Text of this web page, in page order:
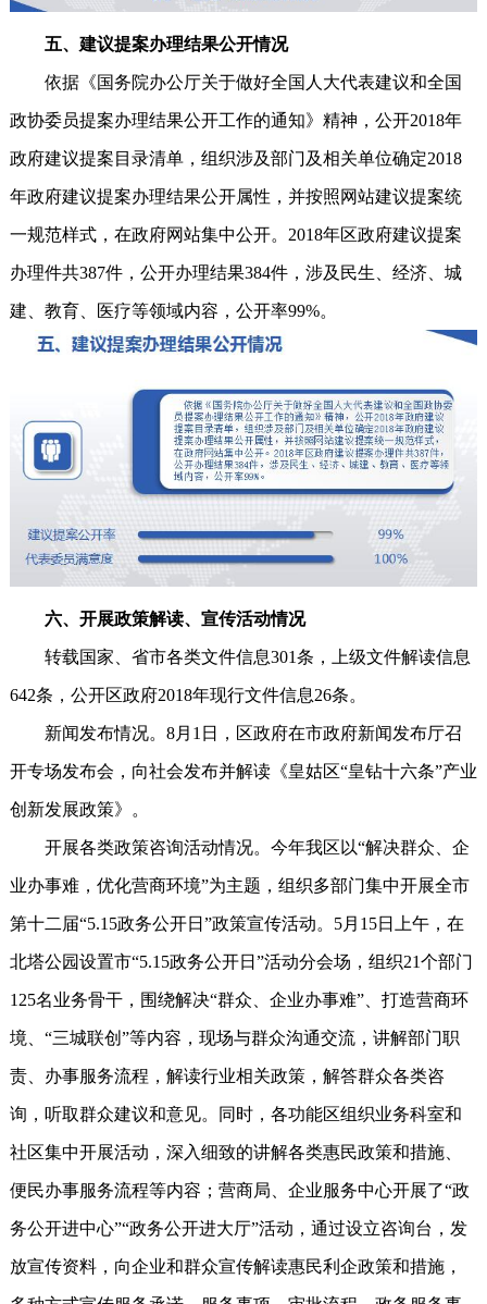
五、建议提案办理结果公开情况
依据《国务院办公厅关于做好全国人大代表建议和全国
政协委员提案办理结果公开工作的通知》精神，公开2018年
政府建议提案目录清单，组织涉及部门及相关单位确定2018
年政府建议提案办理结果公开属性，并按照网站建议提案统
一规范样式，在政府网站集中公开。2018年区政府建议提案
办理件共387件，公开办理结果384件，涉及民生、经济、城
建、教育、医疗等领域内容，公开率99%。
六、开展政策解读、宣传活动情况
转载国家、省市各类文件信息301条，上级文件解读信息
642条，公开区政府2018年现行文件信息26条。
新闻发布情况。8月1日，区政府在市政府新闻发布厅召
开专场发布会，向社会发布并解读《皇姑区“皇钻十六条”产业
创新发展政策》。
开展各类政策咨询活动情况。今年我区以“解决群众、企
业办事难，优化营商环境”为主题，组织多部门集中开展全市
第十二届“5.15政务公开日”政策宣传活动。5月15日上午，在
北塔公园设置市“5.15政务公开日”活动分会场，组织21个部门
125名业务骨干，围绕解决“群众、企业办事难”、打造营商环
境、“三城联创”等内容，现场与群众沟通交流，讲解部门职
责、办事服务流程，解读行业相关政策，解答群众各类咨
询，听取群众建议和意见。同时，各功能区组织业务科室和
社区集中开展活动，深入细致的讲解各类惠民政策和措施、
便民办事服务流程等内容；营商局、企业服务中心开展了“政
务公开进中心”“政务公开进大厅”活动，通过设立咨询台，发
放宣传资料，向企业和群众宣传解读惠民利企政策和措施，